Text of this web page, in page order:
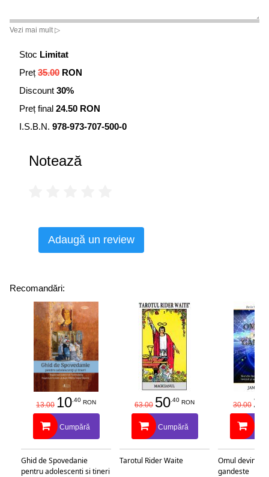
Vezi mai mult ▷
Stoc Limitat
Preț 35.00 RON
Discount 30%
Preț final 24.50 RON
I.S.B.N. 978-973-707-500-0
Notează
Adaugă un review
Recomandări:
13.00 10.40 RON
Cumpără
Ghid de Spovedanie
pentru adolescenti si tineri
63.00 50.40 RON
Cumpără
Tarotul Rider Waite
30.00 25
Omul devine
gandeste